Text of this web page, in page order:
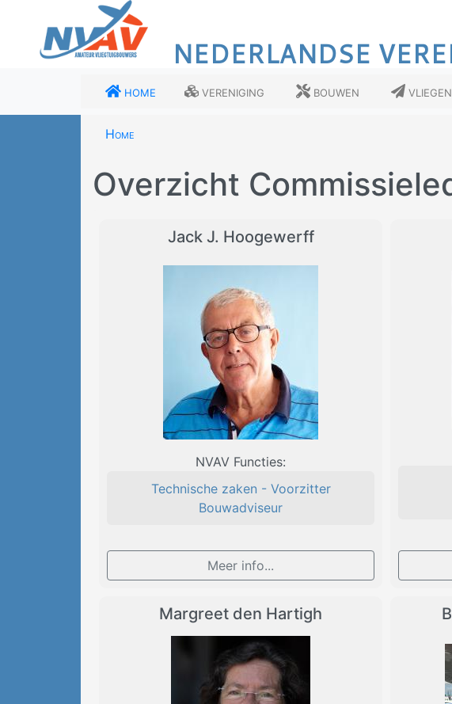
NEDERLANDSE
Home Vereniging Bouwen Vliegen
Home
Overzicht
Jack J. Hoogewerff
NVAV Functies:
Technische zaken - Voorzitter
Bouwadviseur
Meer info...
Margreet den Hartigh